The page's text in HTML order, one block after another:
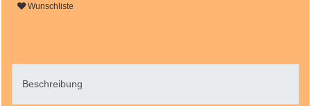
Wunschliste
Beschreibung